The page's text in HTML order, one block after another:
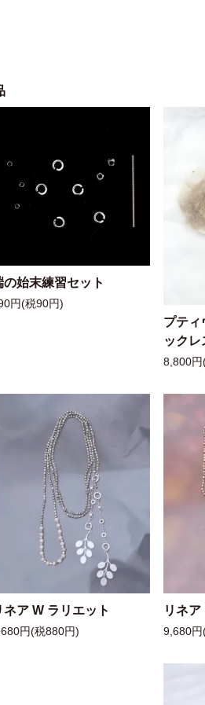
の始末練習セット
円(税90円)
プティ
ックレ
8,800
ネア W ラリエット
円(税880円)
リネ
9,680